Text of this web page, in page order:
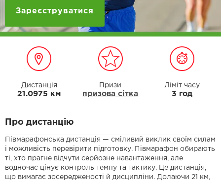
Зареєструватися
Дистанція
21.0975 км
Призи
призова сітка
Ліміт часу
3 год
Про дистанцію
Півмарафонська дистанція — сміливий виклик своїм силам
і можливість перевірити підготовку. Півмарафон обирають
ті, хто прагне відчути серйозне навантаження, але
водночас цінує контроль темпу та тактику. Це дистанція,
що вимагає зосередженості й дисципліни. Долаючи 21 км,